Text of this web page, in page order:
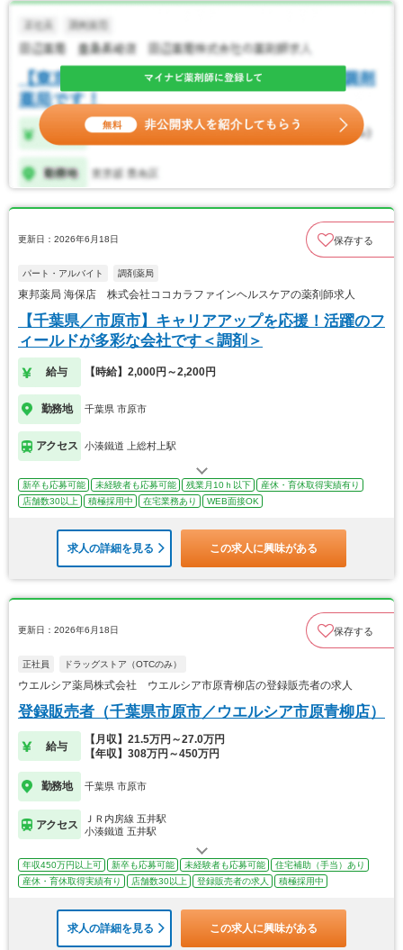
更新日：2026年6月18日 保存する
パート・アルバイト 調剤薬局
東邦薬局 海保店 株式会社ココカラファインヘルスケアの薬剤師求人
【千葉県／市原市】キャリアアップを応援！活躍のフ
ィールドが多彩な会社です＜調剤＞
給与 【時給】2,000円～2,200円
勤務地 千葉県 市原市
アクセス 小湊鐵道 上総村上駅
新卒も応募可能 未経験者も応募可能 残業月10ｈ以下
産休・育休取得実績有り
店舗数30以上
積極採用中 在宅業務あり WEB面接OK
求人の詳細を見る この求人に興味がある
更新日：2026年6月18日 保存する
正社員 ドラッグストア（OTCのみ）
ウエルシア薬局株式会社 ウエルシア市原青柳店の登録販売者の求人
登録販売者（千葉県市原市／ウエルシア市原青柳店）
給与
【月収】21.5万円～27.0万円
【年収】308万円～450万円
勤務地 千葉県 市原市
アクセス
ＪＲ内房線 五井駅
小湊鐵道 五井駅
年収450万円以上可 新卒も応募可能 未経験者も応募可能
住宅補助（手当）あり
産休・育休取得実績有り
店舗数30以上 登録販売者の求人 積極採用中
求人の詳細を見る この求人に興味がある